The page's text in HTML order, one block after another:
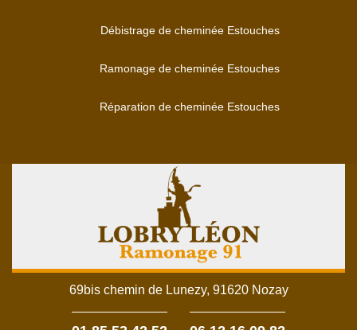
Débistrage de cheminée Estouches
Ramonage de cheminée Estouches
Réparation de cheminée Estouches
69bis chemin de Lunezy, 91620 Nozay